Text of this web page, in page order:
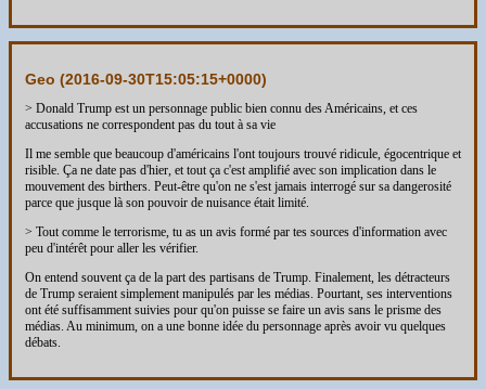
Geo (2016-09-30T15:05:15+0000)
> Donald Trump est un personnage public bien connu des Américains, et ces
accusations ne correspondent pas du tout à sa vie
Il me semble que beaucoup d'américains l'ont toujours trouvé ridicule, égocentrique et
risible. Ça ne date pas d'hier, et tout ça c'est amplifié avec son implication dans le
mouvement des birthers. Peut-être qu'on ne s'est jamais interrogé sur sa dangerosité
parce que jusque là son pouvoir de nuisance était limité.
> Tout comme le terrorisme, tu as un avis formé par tes sources d'information avec
peu d'intérêt pour aller les vérifier.
On entend souvent ça de la part des partisans de Trump. Finalement, les détracteurs
de Trump seraient simplement manipulés par les médias. Pourtant, ses interventions
ont été suffisamment suivies pour qu'on puisse se faire un avis sans le prisme des
médias. Au minimum, on a une bonne idée du personnage après avoir vu quelques
débats.